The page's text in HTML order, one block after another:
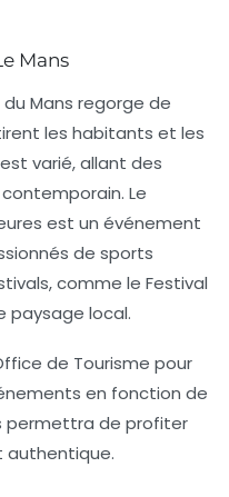
Mans
du Mans regorge de
les habitants et les
varié, allant des
Le
est un événement
de sports
comme le Festival
paysage local.
de Tourisme pour
en fonction de
permettra de profiter
authentique.